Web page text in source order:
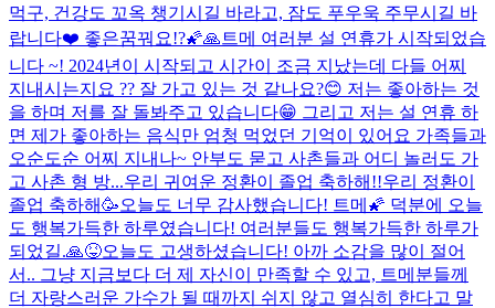
먹구, 건강도 꼬옥 챙기시길 바라고, 잠도 푸우욱 주무시길 바
랍니다❤️ 좋은꿈꿔요!?🌠🙏 트메 여러분 설 연휴가 시작되었습
니다 ~! 2024년이 시작되고 시간이 조금 지났는데 다들 어찌
지내시는지요 ?? 잘 가고 있는 것 같나요?😊 저는 좋아하는 것
을 하며 저를 잘 돌봐주고 있습니다😁 그리고 저는 설 연휴 하
면 제가 좋아하는 음식만 엄청 먹었던 기억이 있어요 가족들과
오순도순 어찌 지내나~ 안부도 묻고 사촌들과 어디 놀러도 가
고 사촌 형 방...우리 귀여운 정환이 졸업 축하해!!우리 정환이
졸업 축하해🥳오늘도 너무 감사했습니다! 트메🌠 덕분에 오늘
도 행복가득한 하루였습니다! 여러분들도 행복가득한 하루가
되었길.🙏😝오늘도 고생하셨습니다! 아까 소감을 많이 절어
서.. 그냥 지금보다 더 제 자신이 만족할 수 있고, 트메분들께
더 자랑스러운 가수가 될 때까지 쉬지 않고 열심히 한다고 말